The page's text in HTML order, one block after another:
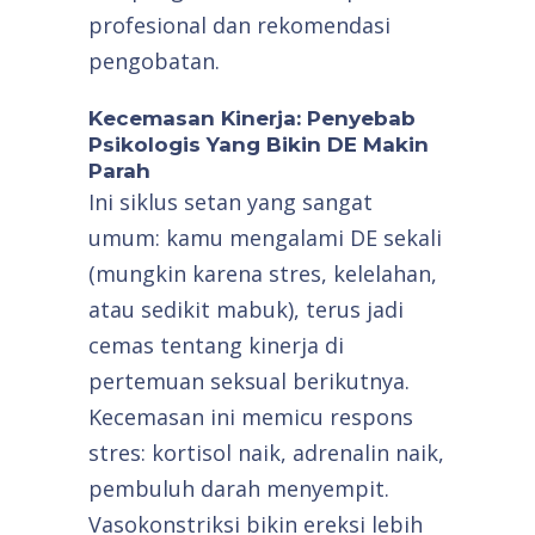
profesional dan rekomendasi
pengobatan.
Kecemasan Kinerja: Penyebab
Psikologis Yang Bikin DE Makin
Parah
Ini siklus setan yang sangat
umum: kamu mengalami DE sekali
(mungkin karena stres, kelelahan,
atau sedikit mabuk), terus jadi
cemas tentang kinerja di
pertemuan seksual berikutnya.
Kecemasan ini memicu respons
stres: kortisol naik, adrenalin naik,
pembuluh darah menyempit.
Vasokonstriksi bikin ereksi lebih